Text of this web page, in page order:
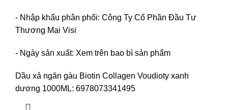
- Nhập khẩu phân phối: Công Ty Cổ Phần Đầu Tư
Thương Mại Visi
- Ngày sản xuất: Xem trên bao bì sản phẩm
Dầu xả ngăn gàu Biotin Collagen Voudioty xanh
dương 1000ML: 6978073341495